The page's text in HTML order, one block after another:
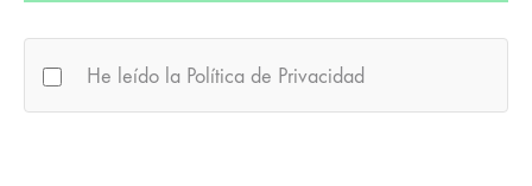
He leído la Política de Privacidad